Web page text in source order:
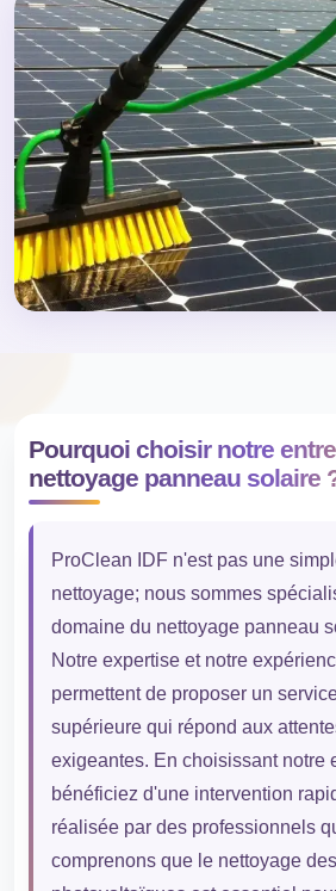
Pourquoi choisir notre
nettoyage panneau solaire
ProClean IDF n'est pas une
nettoyage; nous sommes
domaine du nettoyage panneau
Notre expertise et notre
permettent de proposer un
supérieure qui répond aux
exigeantes. En choisissant notre
bénéficiez d'une intervention
réalisée par des professionnels
comprenons que le nettoyage